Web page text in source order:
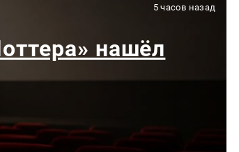
5 часов назад
нашёл